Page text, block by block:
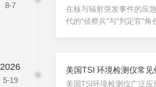
8-7
在核与辐射突发事件的应
代的“侦察兵”与“判定官”
乏数据依据而失效或过度
当不明放射源泄漏或发生
2026
5-19
美国TSI 环境检测仪常
美国TSI环境检测仪广泛